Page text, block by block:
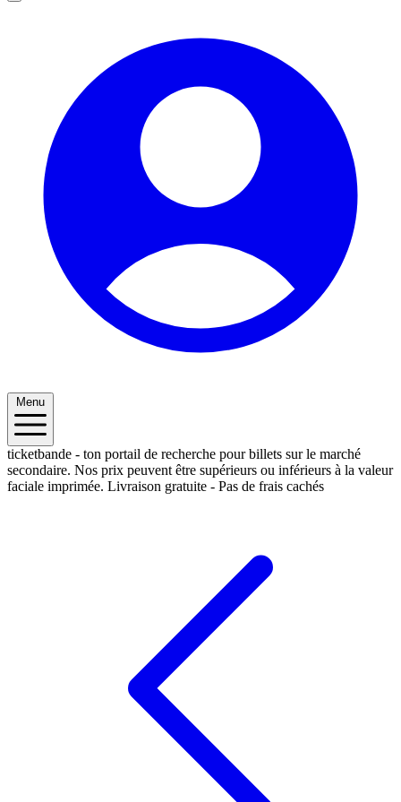
Menu
ticketbande - ton portail de recherche pour billets sur le marché
secondaire. Nos prix peuvent être supérieurs ou inférieurs à la valeur
faciale imprimée. Livraison gratuite - Pas de frais cachés